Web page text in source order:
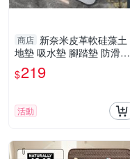
商店 新奈米皮革軟硅藻土
地墊 吸水墊 腳踏墊 防滑地
墊 地毯 門墊
$219
活動